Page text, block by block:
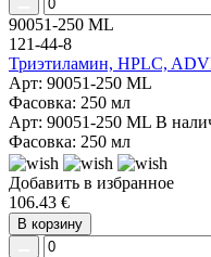
90051-250 ML
121-44-8
Триэтиламин, HPLC,
Арт: 90051-250 ML
Фасовка: 250 мл
Арт: 90051-250 ML В
Фасовка: 250 мл
Добавить в избранное
106.43 €
В корзину